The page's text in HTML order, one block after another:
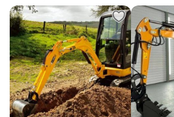
область
область